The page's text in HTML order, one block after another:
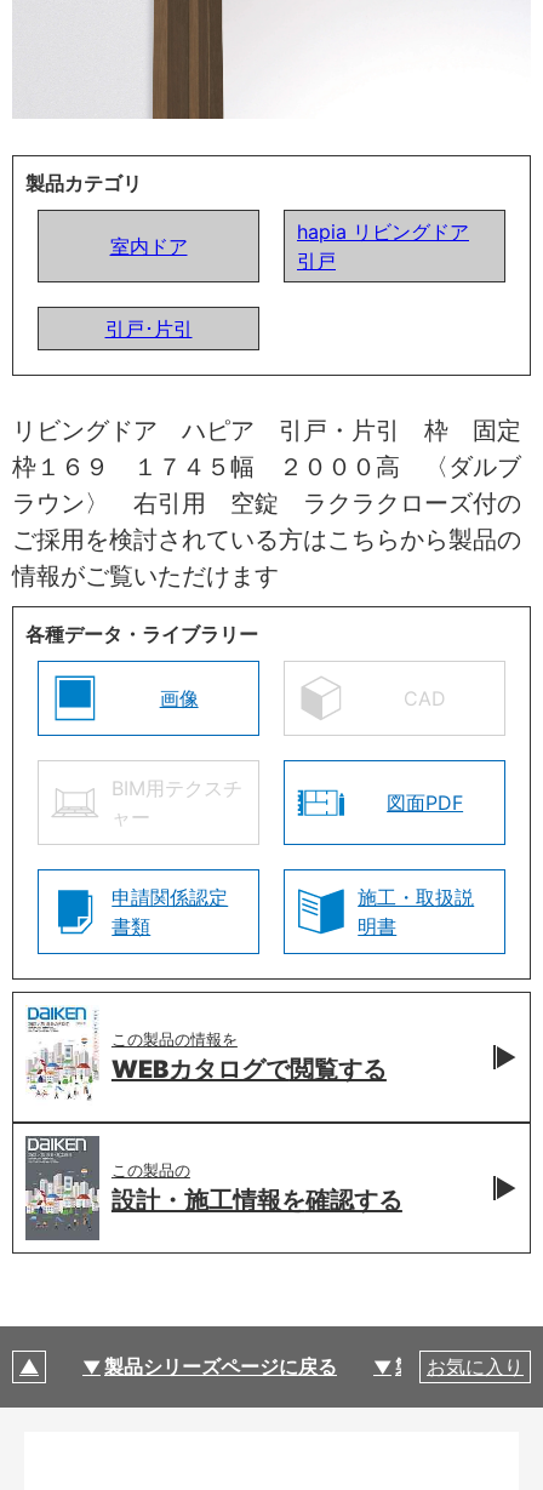
製品カテゴリ
室内ドア
hapia リビングドア
引戸
引戸･片引
リビングドア ハピア 引戸・片引 枠 固定
枠１６９ １７４５幅 ２０００高 〈ダルブ
ラウン〉 右引用 空錠 ラクラクローズ付の
ご採用を検討されている方はこちらから製品の
情報がご覧いただけます
各種データ・ライブラリー
画像 CAD
BIM用テクスチ
ャー
図面PDF
申請関係認定
書類
施工・取扱説
明書
この製品の情報を
WEBカタログで閲覧する
この製品の
設計・施工情報を確認する
製品シリーズページに戻る 製品仕様
お気に入り